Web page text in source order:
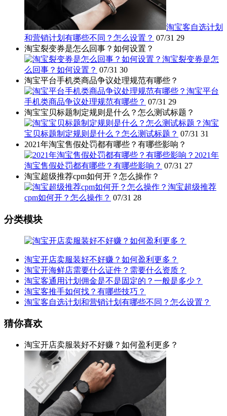
淘宝客自选计划
和营销计划有哪些不同？怎么设置？ 07/31 29
淘宝裂变券是怎么回事？如何设置？
淘宝裂变券是怎
么回事？如何设置？ 07/31 30
淘宝平台手机类商品争议处理规范有哪些？
淘宝平台
手机类商品争议处理规范有哪些？ 07/31 29
淘宝宝贝标题制定规则是什么？怎么测试标题？
淘宝
宝贝标题制定规则是什么？怎么测试标题？ 07/31 31
2021年淘宝售假处罚都有哪些？有哪些影响？
2021年
淘宝售假处罚都有哪些？有哪些影响？ 07/31 27
淘宝超级推荐cpm如何开？怎么操作？
淘宝超级推荐
cpm如何开？怎么操作？ 07/31 28
分类模块
淘宝开店卖服装好不好赚？如何盈利更多？
淘宝开海鲜店需要什么证件？需要什么资质？
淘宝客通用计划佣金是不是固定的？一般是多少？
淘宝客推手如何找？有哪些技巧？
淘宝客自选计划和营销计划有哪些不同？怎么设置？
猜你喜欢
淘宝开店卖服装好不好赚？如何盈利更多？